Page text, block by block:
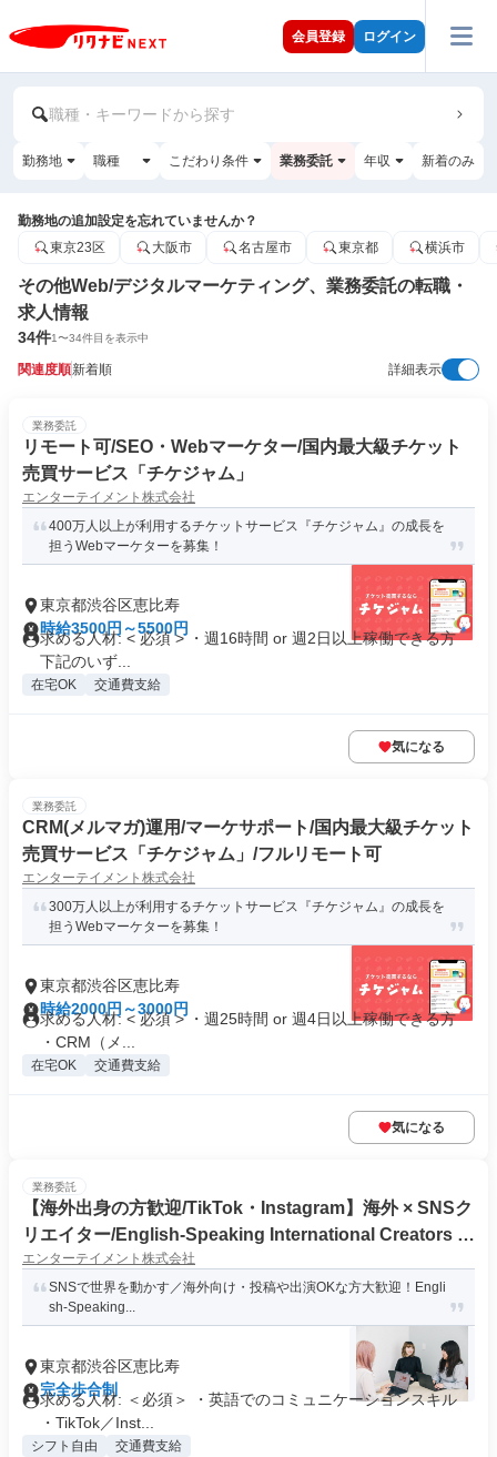
会員登録 ログイン
職種・キーワードから探す
勤務地 職種 こだわり条件 業務委託 年収 新着のみ
勤務地の追加設定を忘れていませんか？
東京23区
大阪市 名古屋市 東京都 横浜市
その他Web/デジタルマーケティング、業務委託の転職・
求人情報
34件1〜34件目を表示中
関連度順新着順 詳細表示
業務委託
リモート可/SEO・Webマーケター/国内最大級チケット
売買サービス「チケジャム」
エンターテイメント株式会社
400万人以上が利用するチケットサービス『チケジャム』の成長を
担うWebマーケターを募集！
東京都渋谷区恵比寿
時給3500円～5500円
求める人材: < 必須 > ・週16時間 or 週2日以上稼働できる方
下記のいず...
在宅OK 交通費支給
気になる
業務委託
CRM(メルマガ)運用/マーケサポート/国内最大級チケット
売買サービス「チケジャム」/フルリモート可
エンターテイメント株式会社
300万人以上が利用するチケットサービス『チケジャム』の成長を
担うWebマーケターを募集！
東京都渋谷区恵比寿
時給2000円～3000円
求める人材: < 必須 > ・週25時間 or 週4日以上稼働できる方
・CRM（メ...
在宅OK 交通費支給
気になる
業務委託
【海外出身の方歓迎/TikTok・Instagram】海外 × SNSク
リエイター/English-Speaking International Creators in
Japan!
エンターテイメント株式会社
SNSで世界を動かす／海外向け・投稿や出演OKな方大歓迎！Engli
sh-Speaking...
東京都渋谷区恵比寿
完全歩合制
求める人材: ＜必須＞ ・英語でのコミュニケーションスキル
・TikTok／Inst...
シフト自由 交通費支給